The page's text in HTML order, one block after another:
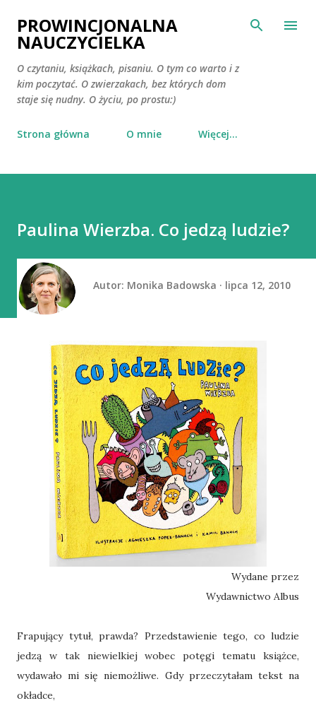
Przejdź do głównej zawartości
PROWINCJONALNA
NAUCZYCIELKA
O czytaniu, książkach, pisaniu. O tym co warto i z
kim poczytać. O zwierzakach, bez których dom
staje się nudny. O życiu, po prostu:)
Strona główna O mnie Więcej…
Paulina Wierzba. Co jedzą ludzie?
Autor: Monika Badowska lipca 12, 2010
Wydane przez
Wydawnictwo Albus
Frapujący tytuł, prawda? Przedstawienie tego, co ludzie
jedzą w tak niewielkiej wobec potęgi tematu książce,
wydawało mi się niemożliwe. Gdy przeczytałam tekst na
okładce,